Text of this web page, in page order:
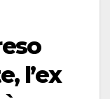
l’ex